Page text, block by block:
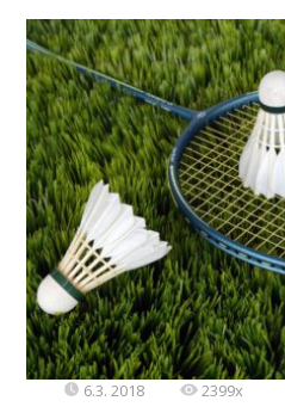
6.3. 2018 2399x